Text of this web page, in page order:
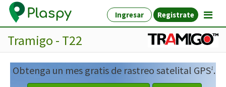
Ingresar Registrate
Tramigo - T22
Obtenga un mes gratis de rastreo satelital GPS1.